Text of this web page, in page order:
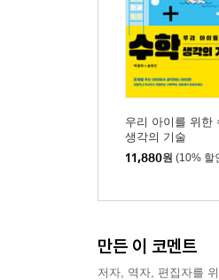
우리 아이를 위한
생각의 기술
11,880원 (10% 할
만든 이 코멘트
저자, 역자, 편집자를